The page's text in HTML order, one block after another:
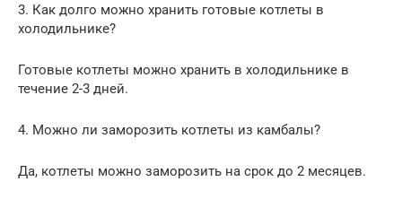
3. Как долго можно хранить готовые котлеты в
холодильнике?
Готовые котлеты можно хранить в холодильнике в
течение 2-3 дней.
4. Можно ли заморозить котлеты из камбалы?
Да, котлеты можно заморозить на срок до 2 месяцев.